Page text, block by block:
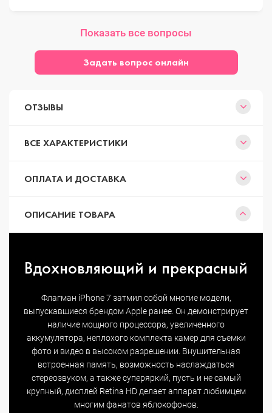
Показать все вопросы
Задать вопрос онлайн
ОТЗЫВЫ
ВСЕ ХАРАКТЕРИСТИКИ
ОПЛАТА И ДОСТАВКА
ОПИСАНИЕ ТОВАРА
Вдохновляющий и прекрасный
Флагман iPhone 7 затмил собой многие модели,
выпускавшиеся брендом Apple ранее. Он демонстрирует
наличие мощного процессора, увеличенного
аккумулятора, неплохого комплекта камер для съемки
фото и видео в высоком разрешении. Внушительная
встроенная память, возможность наслаждаться
стереозвуком, а также суперяркий, пусть и не самый
крупный, дисплей Retina HD делает аппарат любимцем
многим фанатов яблокофонов.